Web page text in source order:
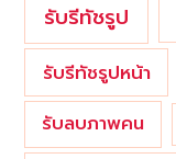
รับรีทัชรูป
รับรีทัชรูปหน้า
รับลบภาพคน